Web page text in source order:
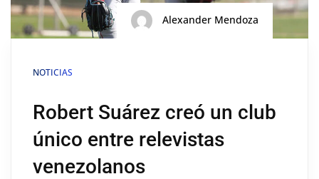
Alexander Mendoza
NOTICIAS
Robert Suárez creó un club
único entre relevistas
venezolanos